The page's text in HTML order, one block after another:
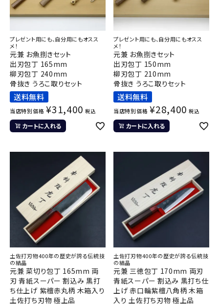
プレゼント用にも、自分用にもオスス
メ！
元兼 お魚捌きセット
出刃包丁 165mm
柳刃包丁 240mm
骨抜き うろこ取りセット
送料無料
当店特別価格 ¥31,400 税込
カートに入れる
プレゼント用にも、自分用にもオスス
メ！
元兼 お魚捌きセット
出刃包丁 150mm
柳刃包丁 210mm
骨抜き うろこ取りセット
送料無料
当店特別価格 ¥28,400 税込
カートに入れる
土佐打刃物400年の歴史が誇る伝統技
の結晶
元兼 菜切り包丁 165mm 両
刃 青紙スーパー 割込み 黒打
ち仕上げ 紫檀赤丸柄 木箱入り
土佐打ち刃物 極上品
土佐打刃物400年の歴史が誇る伝統技
の結晶
元兼 三徳包丁 170mm 両刃
青紙スーパー 割込み 黒打ち仕
上げ 赤口輪紫檀八角柄 木箱
入り 土佐打ち刃物 極上品